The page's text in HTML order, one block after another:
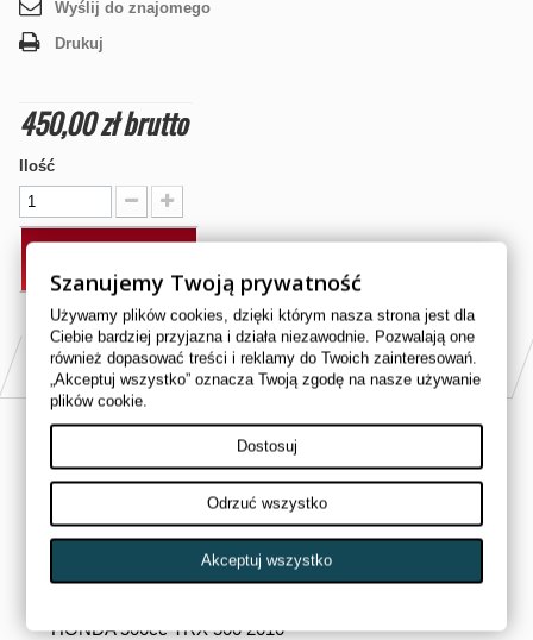
Wyślij do znajomego
Drukuj
450,00 złbrutto
Ilość
PASUJE DO
HONDA 500cc TRX 500 2005
HONDA 500cc TRX 500 2006
HONDA 500cc TRX 500 2007
HONDA 500cc TRX 500 2008
HONDA 500cc TRX 500 2009
HONDA 500cc TRX 500 2010
Szanujemy Twoją prywatność
Używamy plików cookies, dzięki którym nasza strona jest dla
Ciebie bardziej przyjazna i działa niezawodnie. Pozwalają one
również dopasować treści i reklamy do Twoich zainteresowań.
„Akceptuj wszystko” oznacza Twoją zgodę na nasze używanie
plików cookie.
Dostosuj
Odrzuć wszystko
Akceptuj wszystko